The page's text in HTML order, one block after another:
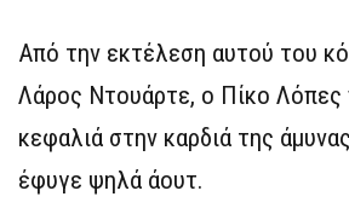
Από την εκτέλεση αυτού του
Λάρος Ντουάρτε, ο Πίκο Λόπες
κεφαλιά στην καρδιά της
έφυγε ψηλά άουτ.